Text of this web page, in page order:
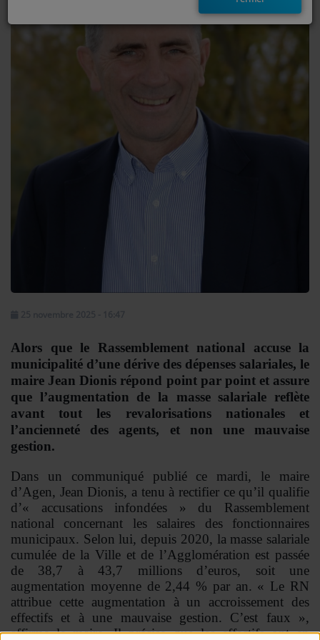
EMISSIONS
CONTACTEZ-NOUS
Alors que le Rassemblement national accuse la
municipalité d’une dérive des dépenses salariales, le
maire Jean Dionis répond point par point et assure
que l’augmentation de la masse salariale reflète
avant tout les revalorisations nationales et
l’ancienneté des agents, et non une mauvaise
gestion.
Dans un communiqué publié ce mardi, le maire
d’Agen, Jean Dionis, a tenu à rectifier ce qu’il qualifie
d’« accusations infondées » du Rassemblement
national concernant les salaires des fonctionnaires
municipaux. Selon lui, depuis 2020, la masse salariale
cumulée de la Ville et de l’Agglomération est passée
de 38,7 à 43,7 millions d’euros, soit une
augmentation moyenne de 2,44 % par an. « Le RN
attribue cette augmentation à un accroissement des
effectifs et à une mauvaise gestion. C’est faux »,
affirme le maire. Il précise que les effectifs ont en